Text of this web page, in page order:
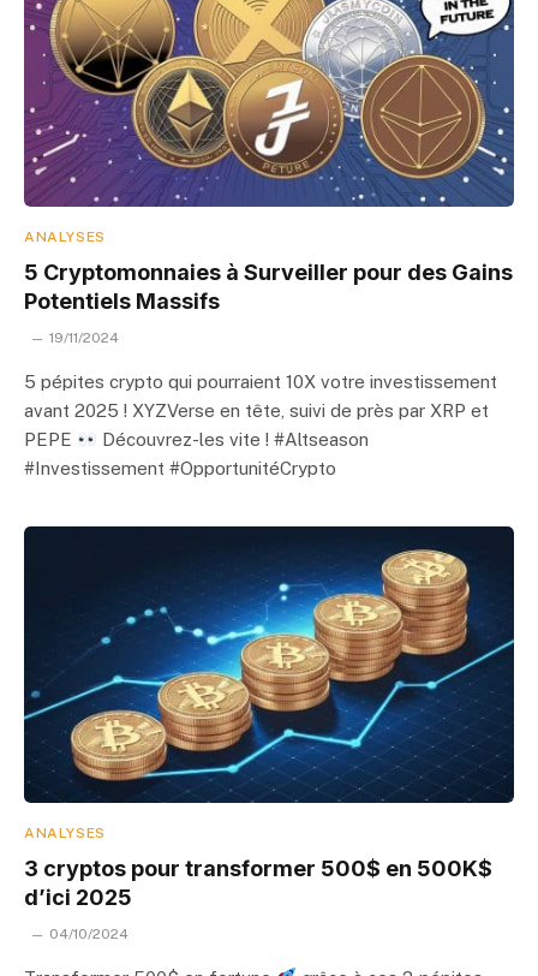
ANALYSES
5 Cryptomonnaies à Surveiller pour des Gains
Potentiels Massifs
19/11/2024
5 pépites crypto qui pourraient 10X votre investissement
avant 2025 ! XYZVerse en tête, suivi de près par XRP et
PEPE
Découvrez-les vite ! #Altseason
#Investissement #OpportunitéCrypto
ANALYSES
3 cryptos pour transformer 500$ en 500K$
d’ici 2025
04/10/2024